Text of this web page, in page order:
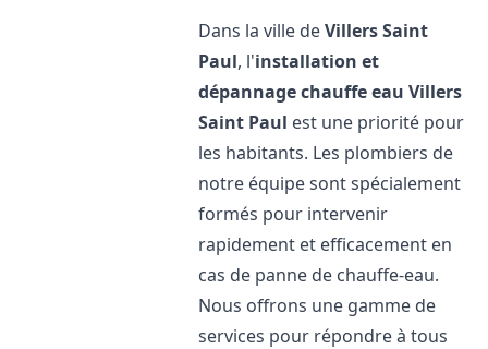
Dans la ville deVillers Saint
Paul, l'installation et
dépannage chauffe eau Villers
Saint Paul est une priorité pour
les habitants. Les plombiers de
notre équipe sont spécialement
formés pour intervenir
rapidement et efficacement en
cas de panne de chauffe-eau.
Nous offrons une gamme de
services pour répondre à tous